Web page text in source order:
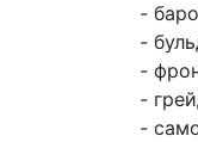
-
-
-
-
-